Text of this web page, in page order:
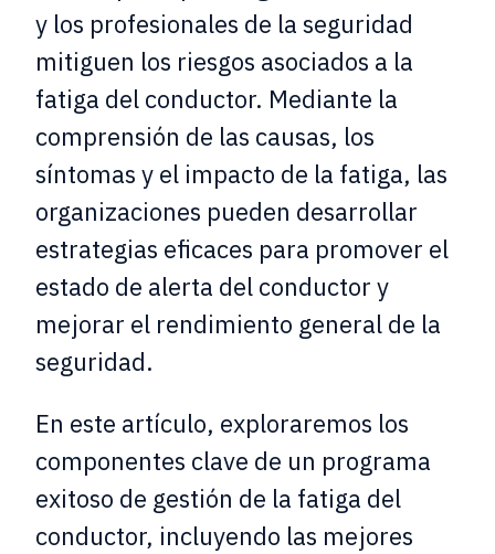
y los profesionales de la seguridad
mitiguen los riesgos asociados a la
fatiga del conductor. Mediante la
comprensión de las causas, los
síntomas y el impacto de la fatiga, las
organizaciones pueden desarrollar
estrategias eficaces para promover el
estado de alerta del conductor y
mejorar el rendimiento general de la
seguridad.
En este artículo, exploraremos los
componentes clave de un programa
exitoso de gestión de la fatiga del
conductor, incluyendo las mejores